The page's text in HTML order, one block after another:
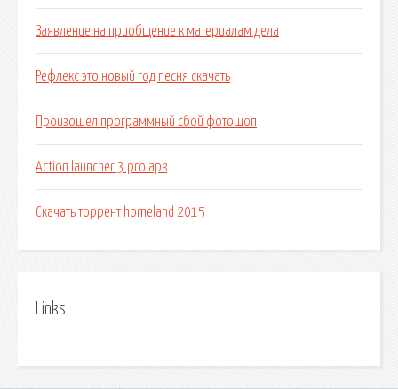
Заявление на приобщение к материалам дела
Рефлекс это новый год песня скачать
Произошел программный сбой фотошоп
Action launcher 3 pro apk
Скачать торрент homeland 2015
Links